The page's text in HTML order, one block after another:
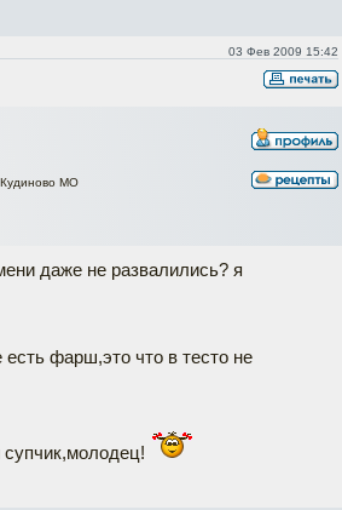
03 Фев 2009 15:42
МО
даже не развалились? я
фарш,это что в тесто не